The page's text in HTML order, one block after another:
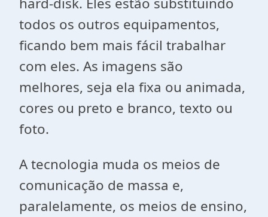
todos os outros equipamentos,
ficando bem mais fácil trabalhar
com eles. As imagens são
melhores, seja ela fixa ou animada,
cores ou preto e branco, texto ou
foto.
A tecnologia muda os meios de
comunicação de massa e,
paralelamente, os meios de ensino,